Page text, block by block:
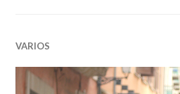
VARIOS